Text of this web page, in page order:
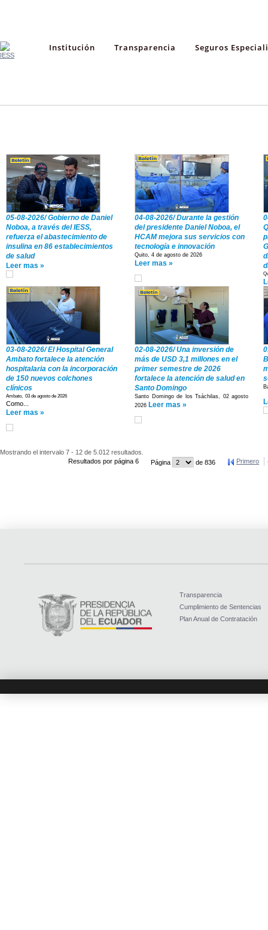
Institución Transparencia Seguros
05-08-2026/ Gobierno de Daniel
Noboa, a través del IESS,
refuerza el abastecimiento de
insulina en 86 establecimientos
de salud
Leer mas »
04-08-2026/ Durante la gestión
del presidente Daniel Noboa, el
HCAM mejora sus servicios con
tecnología e innovación
Quito, 4 de agosto de 2026
Leer mas »
03-08-2026/ El Hospital General
Ambato fortalece la atención
hospitalaria con la incorporación
de 150 nuevos colchones
clínicos
Ambato, 03 de agosto de 2026
Como...
Leer mas »
02-08-2026/ Una inversión de
más de USD 3,1 millones en el
primer semestre de 2026
fortalece la atención de salud en
Santo Domingo
Santo Domingo de los Tsáchilas, 02 agosto
2026 Leer mas »
Mostrando el intervalo 7 - 12 de 5.012 resultados.
Resultados por página 6
Página de 836 Primero
Transparencia
Cumplimiento de Sentencias
Plan Anual de Contratación